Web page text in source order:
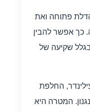
פתוחה ואת
כך אפשר להבין
שקיעה של
החלפת
המטרה היא